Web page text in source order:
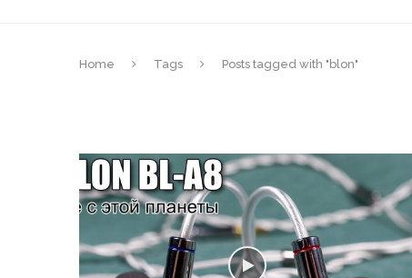
Home Tags Posts tagged with "blon"